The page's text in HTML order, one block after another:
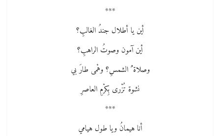
***
أين يا أطلال جندُ الغالبِ؟
أين آمون وصوتُ الراهبِ؟
وصلاة ُ الشمسِ؟ وهْمى طارَ بي
نشوة تُزْرى بِكرْمِ العاصرِ
***
أنا هيمانُ ويا طول هيامي